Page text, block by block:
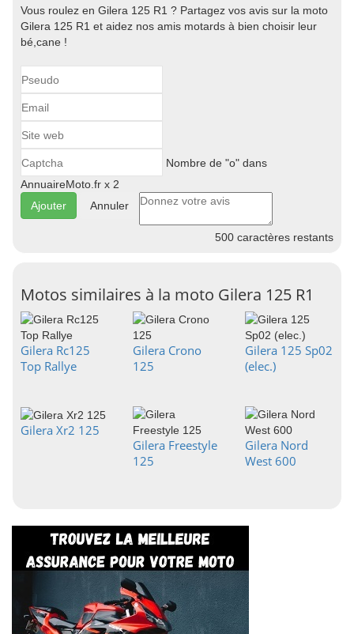
Vous roulez en Gilera 125 R1 ? Partagez vos avis sur la moto
Gilera 125 R1 et aidez nos amis motards à bien choisir leur
bé,cane !
Nombre de "o" dans
AnnuaireMoto.fr x 2
Annuler
500 caractères restants
Motos similaires à la moto Gilera 125 R1
Gilera Rc125
Top Rallye
Gilera Crono
125
Gilera 125 Sp02
(elec.)
Gilera Xr2 125
Gilera Freestyle
125
Gilera Nord
West 600